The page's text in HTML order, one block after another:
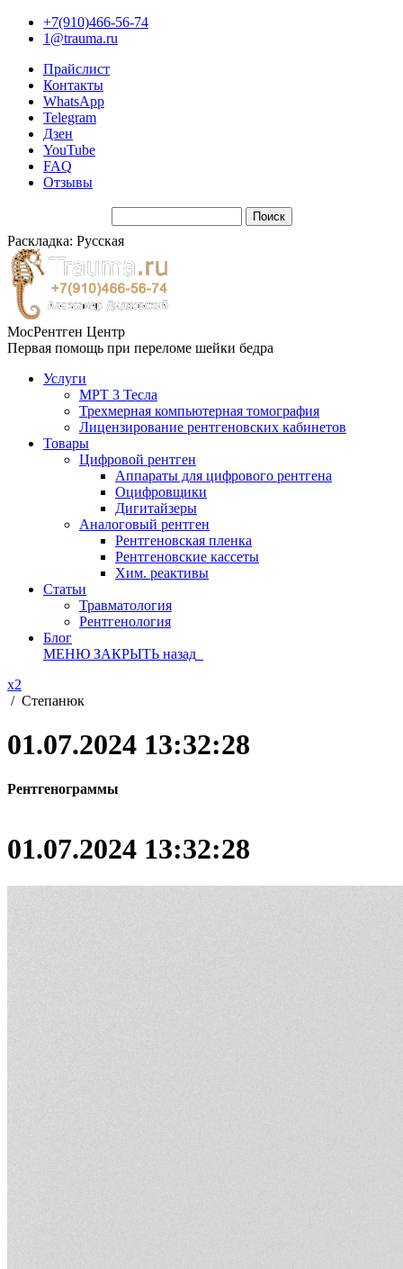
+7(910)466-56-74
1@trauma.ru
Прайслист
Контакты
WhatsApp
Telegram
Дзен
YouTube
FAQ
Отзывы
Раскладка: Русская
МосРентген Центр
Первая помощь при переломе шейки бедра
Услуги
МРТ 3 Тесла
Трехмерная компьютерная томография
Лицензирование рентгеновских кабинетов
Товары
Цифровой рентген
Аппараты для цифрового рентгена
Оцифровщики
Дигитайзеры
Аналоговый рентген
Рентгеновская пленка
Рентгеновские кассеты
Хим. реактивы
Статьи
Травматология
Рентгенология
Блог
МЕНЮ ЗАКРЫТЬ назад
x2
/ Степанюк
01.07.2024 13:32:28
Рентгенограммы
01.07.2024 13:32:28